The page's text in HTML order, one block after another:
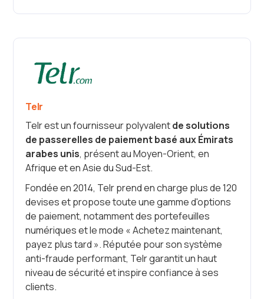
Telr
Telr est un fournisseur polyvalentde solutions
de passerelles de paiement basé aux Émirats
arabes unis, présent au Moyen-Orient, en
Afrique et en Asie du Sud-Est.
Fondée en 2014, Telr prend en charge plus de 120
devises et propose toute une gamme d'options
de paiement, notamment des portefeuilles
numériques et le mode « Achetez maintenant,
payez plus tard ». Réputée pour son système
anti-fraude performant, Telr garantit un haut
niveau de sécurité et inspire confiance à ses
clients.